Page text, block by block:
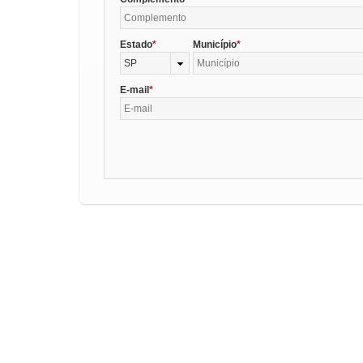
Estado
SP
Município
E-mail